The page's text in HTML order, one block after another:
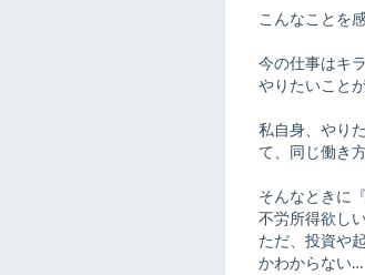
こんなことを
今の仕事はキ
やりたいこと
私自身、やり
て、同じ働き
そんなときに
不労所得欲しい
ただ、投資や
かわからない…